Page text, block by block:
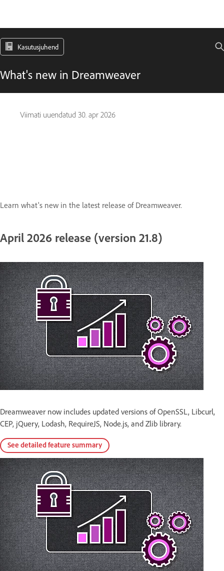
Kasutusjuhend
What's new in Dreamweaver
Viimati uuendatud 30. apr 2026
Learn what's new in the latest release of Dreamweaver.
April 2026 release (version 21.8)
Dreamweaver now includes updated versions of OpenSSL, Libcurl,
CEP, jQuery, Lodash, RequireJS, Node.js, and Zlib library.
See detailed feature summary